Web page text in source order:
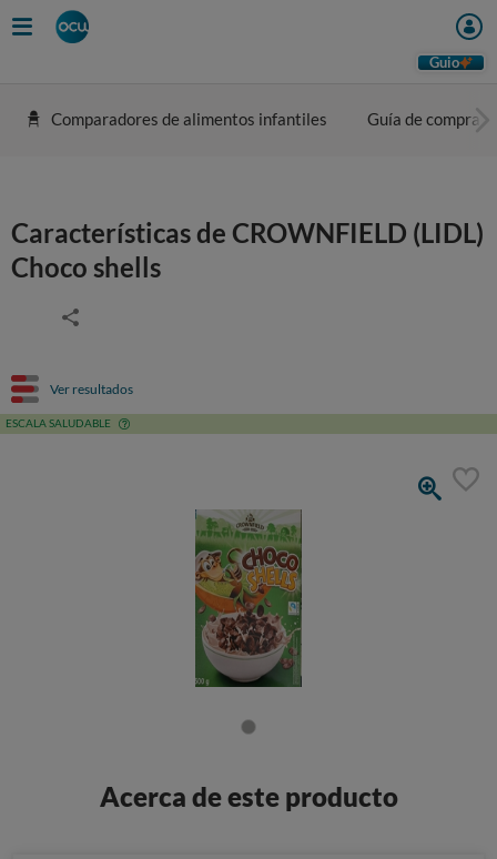
Guio
Comparadores de alimentos infantiles Guía de compra
Características de CROWNFIELD (LIDL)
Choco shells
Ver resultados
ESCALA SALUDABLE
Acerca de este producto